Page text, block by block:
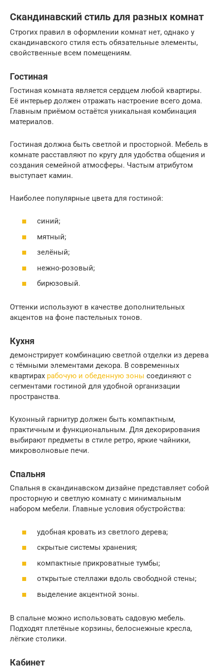
Скандинавский стиль для разных комнат
Строгих правил в оформлении комнат нет, однако у
скандинавского стиля есть обязательные элементы,
свойственные всем помещениям.
Гостиная
Гостиная комната является сердцем любой квартиры.
Её интерьер должен отражать настроение всего дома.
Главным приёмом остаётся уникальная комбинация
материалов.
Гостиная должна быть светлой и просторной. Мебель в
комнате расставляют по кругу для удобства общения и
создания семейной атмосферы. Частым атрибутом
выступает камин.
Наиболее популярные цвета для гостиной:
синий;
мятный;
зелёный;
нежно-розовый;
бирюзовый.
Оттенки используют в качестве дополнительных
акцентов на фоне пастельных тонов.
Кухня
демонстрирует комбинацию светлой отделки из дерева
с тёмными элементами декора. В современных
квартирах рабочую и обеденную зоны соединяют с
сегментами гостиной для удобной организации
пространства.
Кухонный гарнитур должен быть компактным,
практичным и функциональным. Для декорирования
выбирают предметы в стиле ретро, яркие чайники,
микроволновые печи.
Спальня
Спальня в скандинавском дизайне представляет собой
просторную и светлую комнату с минимальным
набором мебели. Главные условия обустройства:
удобная кровать из светлого дерева;
скрытые системы хранения;
компактные прикроватные тумбы;
открытые стеллажи вдоль свободной стены;
выделение акцентной зоны.
В спальне можно использовать садовую мебель.
Подходят плетёные корзины, белоснежные кресла,
лёгкие столики.
Кабинет